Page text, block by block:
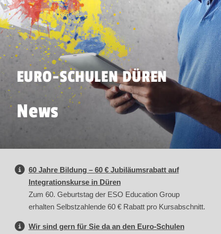
EURO-SCHULEN DÜREN
News
60 Jahre Bildung – 60 € Jubiläumsrabatt auf
Integrationskurse in Düren
Zum 60. Geburtstag der ESO Education Group
erhalten Selbstzahlende 60 € Rabatt pro Kursabschnitt.
Wir sind gern für Sie da an den Euro-Schulen